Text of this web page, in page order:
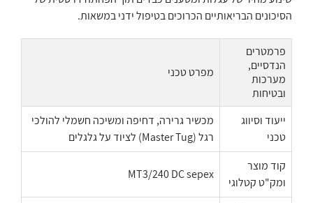
הסיכונים הבריאותיים הכרוכים בטיפול ידני במשאות.
פרמטרים
הנדסיים,
מערכות
ובטיחות
מפרט טכני
ייעוד וסיווג
טכני
מכשיר גרירה, דחיפה ומשיכה חשמלי להולכי
רגל (Master Tug) לציוד על גלגלים
קוד מוצר
ומק"ט קטלוגי
MT3/240 DC sepex